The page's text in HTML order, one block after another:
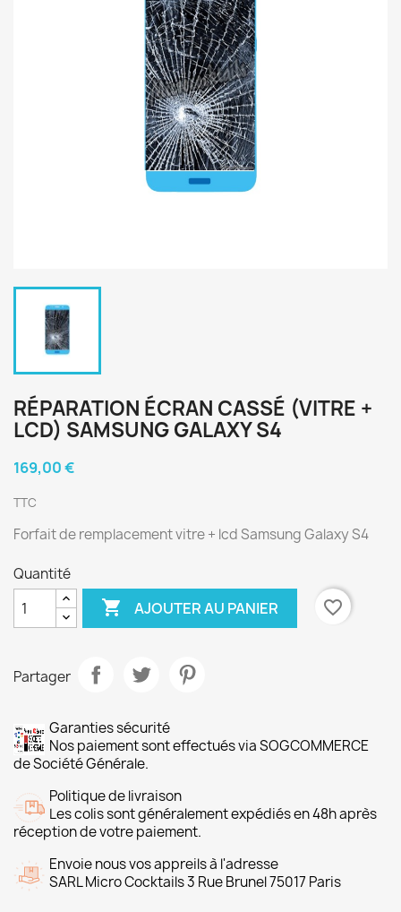
RÉPARATION ÉCRAN CASSÉ (VITRE +
LCD) SAMSUNG GALAXY S4
169,00 €
TTC
Forfait de remplacement vitre + lcd Samsung Galaxy S4
Quantité
 AJOUTER AU PANIER favorite_border
Partager
Garanties sécurité
Nos paiement sont effectués via SOGCOMMERCE
de Société Générale.
Politique de livraison
Les colis sont généralement expédiés en 48h après
réception de votre paiement.
Envoie nous vos appreils à l'adresse
SARL Micro Cocktails 3 Rue Brunel 75017 Paris